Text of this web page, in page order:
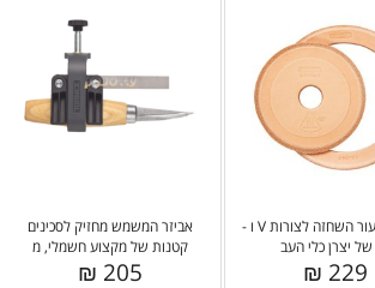
אביזר המשמש מחזיק לסכינים
קטנות של מקצוע חשמלי, מ
205 ₪
סט גלגלי עור השחזה לצורות V ו -
229 ₪